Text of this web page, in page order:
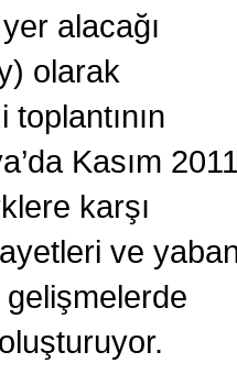
alacağı
olarak
toplantının
Kasım
karşı
ve
gelişmelerde